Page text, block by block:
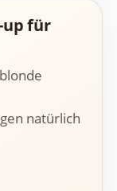
up für
natürlich